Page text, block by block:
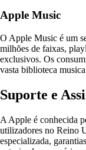
Apple Music
O Apple Music é um
milhões de faixas,
exclusivos. Os
vasta biblioteca
Suporte e
A Apple é conhecida
utilizadores no Reino
especializada,